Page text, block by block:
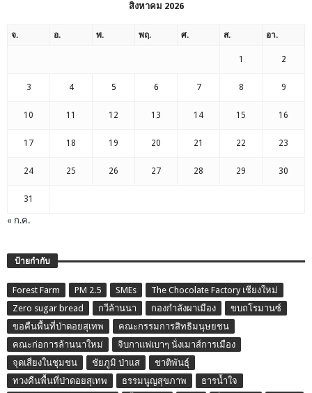
สิงหาคม 2026
จ. อ. พ. พฤ. ศ. ส. อา.
1 2
3 4 5 6 7 8 9
10 11 12 13 14 15 16
17 18 19 20 21 22 23
24 25 26 27 28 29 30
31
« ก.ค.
ป้ายกำกับ
Forest Farm PM 2.5 SMEs
The Chocolate Factory เชียงใหม่
Zero sugar bread
กวีล้านนา กองกำลังผาเมือง
ขบถโรมานซ์
ขอคืนพื้นที่ป่าดอยสุเทพ
คณะกรรมการสิทธิมนุษยชน
คณะก่อการล้านนาใหม่
จิบกาแฟเบาๆ นั่งเมาส์การเมือง
จุดเสี่ยงในชุมชน
ชัยภูมิ ป่าแส
ชาติพันธุ์
ทวงคืนพื้นที่ป่าดอยสุเทพ
ธรรมนูญสุขภาพ ธารน้ำใจ